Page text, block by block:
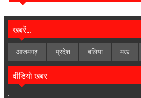
खबरें...
आजमगढ़ प्रदेश बलिया मऊ
वीडियो खबर
.